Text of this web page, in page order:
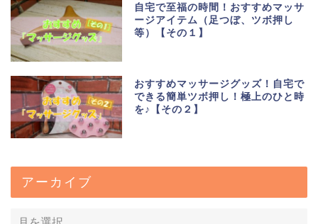
自宅で至福の時間！おすすめマッサ
ージアイテム（足つぼ、ツボ押し
等）【その１】
おすすめマッサージグッズ！自宅で
できる簡単ツボ押し！極上のひと時
を♪【その２】
アーカイブ